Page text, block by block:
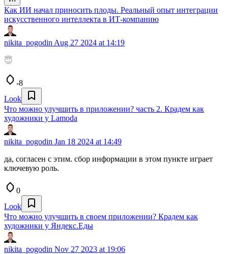
Как ИИ начал приносить плоды. Реальный опыт интеграции
искусственного интеллекта в ИТ-компанию
nikita_pogodin Aug 27 2024 at 14:19
😇
-8
Look
Что можно улучшить в приложении? часть 2. Крадем как
художники у Lamoda
nikita_pogodin Jan 18 2024 at 14:49
да, согласен с этим. сбор информации в этом пункте играет
ключевую роль.
0
Look
Что можно улучшить в своем приложении? Крадем как
художники у Яндекс.Еды
nikita_pogodin Nov 27 2023 at 19:06